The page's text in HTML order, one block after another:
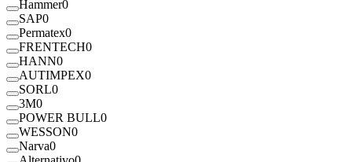
Hammer0
SAP0
Permatex0
FRENTECH0
HANN0
AUTIMPEX0
SORL0
3M0
POWER BULL0
WESSON0
Narva0